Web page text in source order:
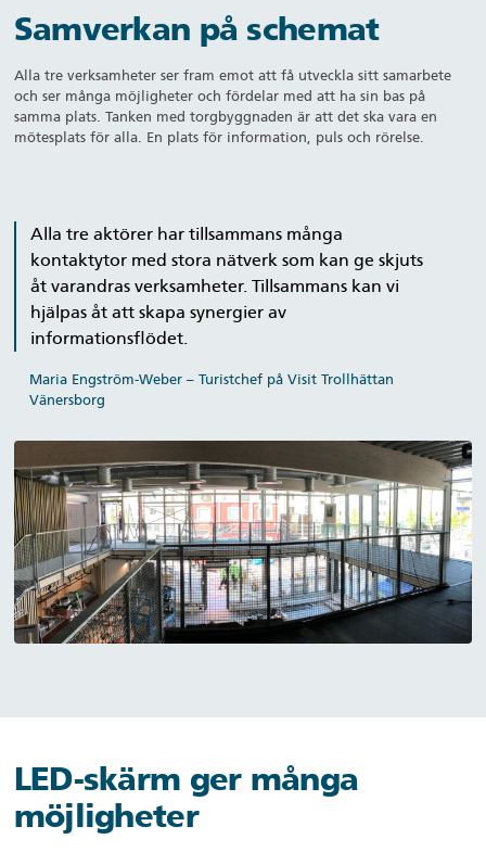
Samverkan på schemat
Alla tre verksamheter ser fram emot att få utveckla sitt samarbete
och ser många möjligheter och fördelar med att ha sin bas på
samma plats. Tanken med torgbyggnaden är att det ska vara en
mötesplats för alla. En plats för information, puls och rörelse.
Alla tre aktörer har tillsammans många
kontaktytor med stora nätverk som kan ge skjuts
åt varandras verksamheter. Tillsammans kan vi
hjälpas åt att skapa synergier av
informationsflödet.
Maria Engström-Weber – Turistchef på Visit Trollhättan
Vänersborg
LED-skärm ger många
möjligheter